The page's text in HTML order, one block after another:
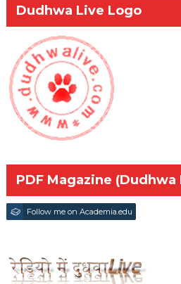
Dudhwa Live Logo
PDF Magazine (Dudhwa
Follow me on Academia.edu